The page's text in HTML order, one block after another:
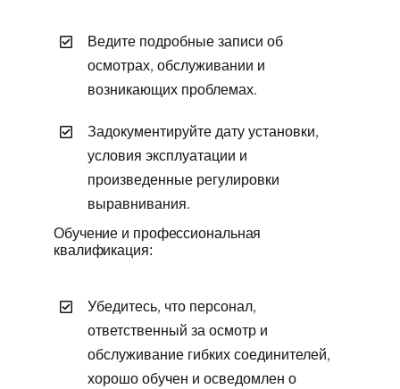
Ведите подробные записи об
осмотрах, обслуживании и
возникающих проблемах.
Задокументируйте дату установки,
условия эксплуатации и
произведенные регулировки
выравнивания.
Обучение и профессиональная
квалификация:
Убедитесь, что персонал,
ответственный за осмотр и
обслуживание гибких соединителей,
хорошо обучен и осведомлен о